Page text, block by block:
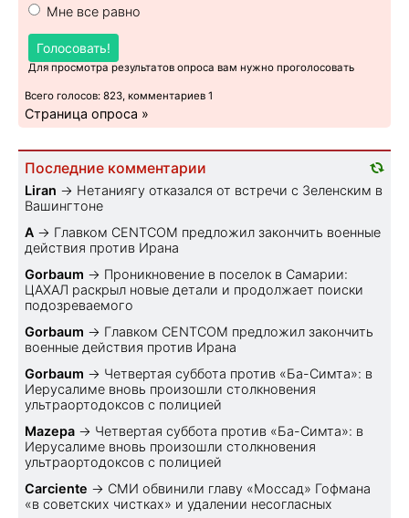
Мне все равно
Голосовать!
Для просмотра результатов опроса вам нужно проголосовать
Всего голосов: 823, комментариев 1
Страница опроса »
Последние комментарии
Liran → Нетаниягу отказался от встречи с Зеленским в
Вашингтоне
A → Главком CENTCOM предложил закончить военные
действия против Ирана
Gorbaum → Проникновение в поселок в Самарии:
ЦАХАЛ раскрыл новые детали и продолжает поиски
подозреваемого
Gorbaum → Главком CENTCOM предложил закончить
военные действия против Ирана
Gorbaum → Четвертая суббота против «Ба-Симта»: в
Иерусалиме вновь произошли столкновения
ультраортодоксов с полицией
Mazepa → Четвертая суббота против «Ба-Симта»: в
Иерусалиме вновь произошли столкновения
ультраортодоксов с полицией
Carciente → СМИ обвинили главу «Моссад» Гофмана
«в советских чистках» и удалении несогласных